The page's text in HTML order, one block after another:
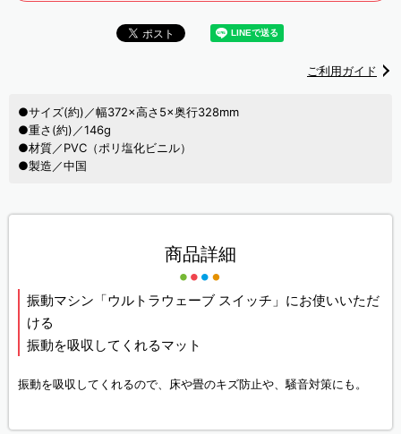
ご利用ガイド
●サイズ(約)／幅372×高さ5×奥行328mm
●重さ(約)／146g
●材質／PVC（ポリ塩化ビニル）
●製造／中国
商品詳細
振動マシン「ウルトラウェーブ スイッチ」にお使いいただ
ける
振動を吸収してくれるマット
振動を吸収してくれるので、床や畳のキズ防止や、騒音対策にも。